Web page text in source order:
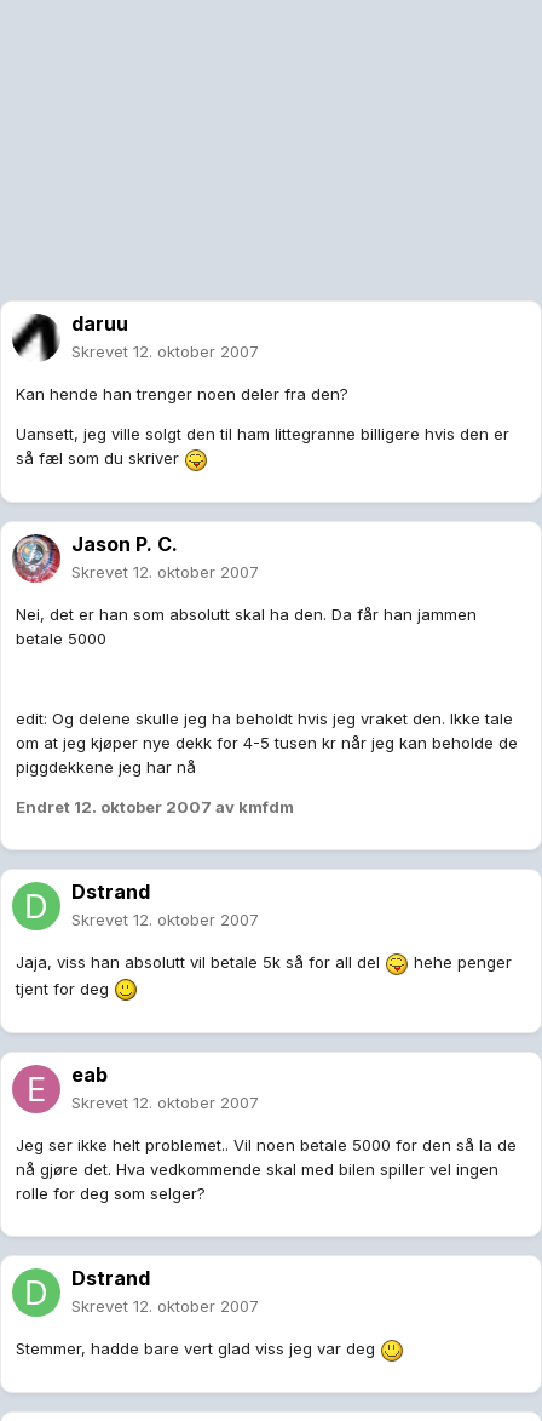
daruu
Skrevet 12. oktober 2007
Kan hende han trenger noen deler fra den?
Uansett, jeg ville solgt den til ham littegranne billigere hvis den er
så fæl som du skriver
Jason P. C.
Skrevet 12. oktober 2007
Nei, det er han som absolutt skal ha den. Da får han jammen
betale 5000
edit: Og delene skulle jeg ha beholdt hvis jeg vraket den. Ikke tale
om at jeg kjøper nye dekk for 4-5 tusen kr når jeg kan beholde de
piggdekkene jeg har nå
Endret 12. oktober 2007 av kmfdm
Dstrand
Skrevet 12. oktober 2007
Jaja, viss han absolutt vil betale 5k så for all del
hehe penger
tjent for deg
eab
Skrevet 12. oktober 2007
Jeg ser ikke helt problemet.. Vil noen betale 5000 for den så la de
nå gjøre det. Hva vedkommende skal med bilen spiller vel ingen
rolle for deg som selger?
Dstrand
Skrevet 12. oktober 2007
Stemmer, hadde bare vert glad viss jeg var deg